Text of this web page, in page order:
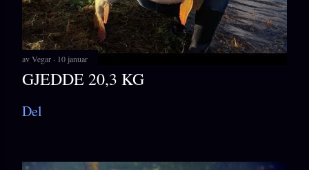
avVegar 10 januar
GJEDDE 20,3 KG
Del